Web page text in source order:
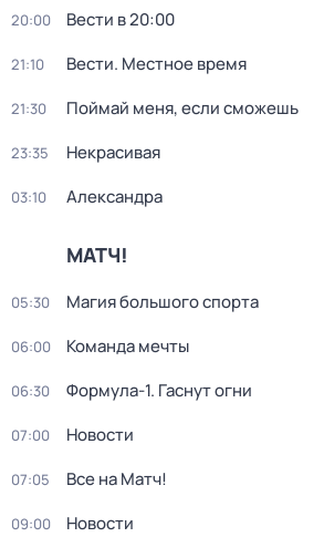
20:00 Вести в 20:00
21:10 Вести. Местное время
21:30 Поймай меня, если сможешь
23:35 Некрасивая
03:10 Александра
МАТЧ!
05:30 Магия большого спорта
06:00 Команда мечты
06:30 Формула-1. Гаснут огни
07:00 Новости
07:05 Все на Матч!
09:00 Новости